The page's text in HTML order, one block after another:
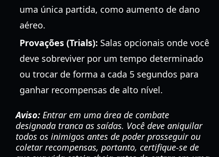
uma única partida, como aumento de dano
aéreo.
Provações (Trials): Salas opcionais onde você
deve sobreviver por um tempo determinado
ou trocar de forma a cada 5 segundos para
ganhar recompensas de alto nível.
Aviso: Entrar em uma área de combate
designada tranca as saídas. Você deve aniquilar
todos os inimigos antes de poder prosseguir ou
coletar recompensas, portanto, certifique-se de